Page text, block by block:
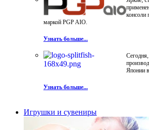
консоли
маркой PGP AIO.
Узнать больше...
Японии в
Узнать больше...
Игрушки и сувениры